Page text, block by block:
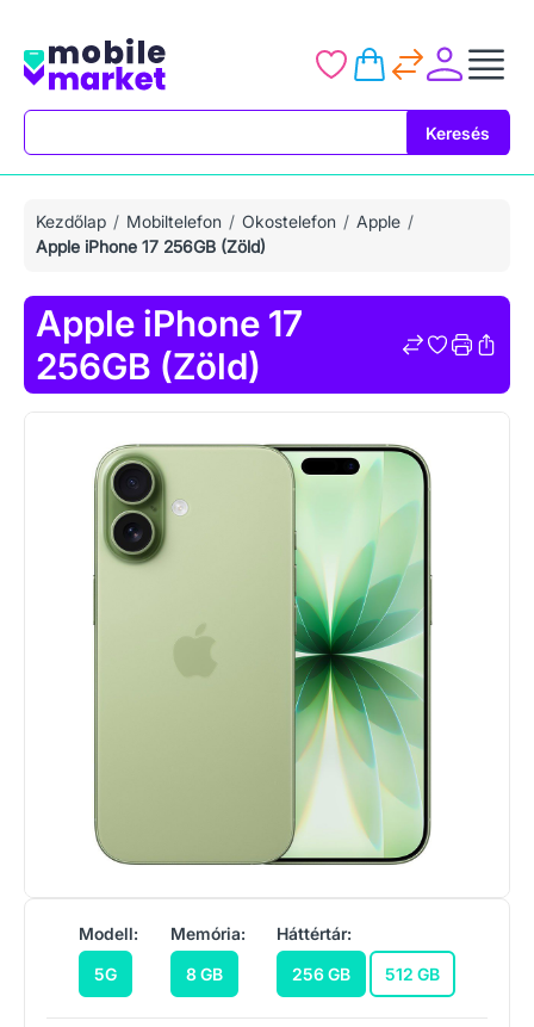
Keresés
Kezdőlap Mobiltelefon Okostelefon
Apple
Apple iPhone 17 256GB (Zöld)
Apple iPhone 17
256GB (Zöld)
Modell:
5G
Memória:
8 GB
Háttértár:
256 GB
512 GB